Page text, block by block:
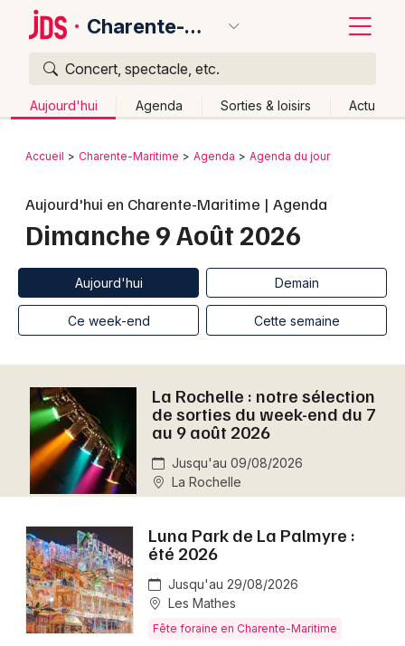
Charente-Maritime
Concert, spectacle, etc.
Aujourd'hui Agenda Sorties & loisirs Actu
Publier un événement
Grands événements
Activité & Expérience
Foires & salons
Spectacles
Concerts
Sports
Soirées
Sorties famille
Colmar
Lille
Lyon
Marseille
Montpellier
Nantes
Nice
Paris
Strasbourg
Toulouse
Toutes les villes
Retour
Accueil Charente-Maritime Agenda Agenda du jour
Aujourd'hui en Charente-Maritime | Agenda
Dimanche 9 Août 2026
Aujourd'hui Demain
Ce week-end Cette semaine
La Rochelle : notre sélection
de sorties du week-end du 7
au 9 août 2026
Jusqu'au 09/08/2026
La Rochelle
Luna Park de La Palmyre :
été 2026
Jusqu'au 29/08/2026
Les Mathes
Fête foraine en Charente-Maritime
Quoi ?
Où ?
Près de moi
Changer de lieu
Quand ?
Effacer les dates
Aujourd'hui
Demain Ce week-end Autre